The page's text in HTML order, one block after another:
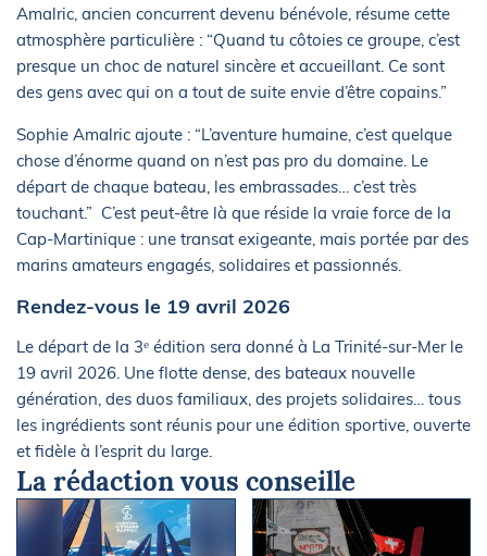
Amalric, ancien concurrent devenu bénévole, résume cette
atmosphère particulière : “Quand tu côtoies ce groupe, c’est
presque un choc de naturel sincère et accueillant. Ce sont
des gens avec qui on a tout de suite envie d’être copains.”
Sophie Amalric ajoute : “L’aventure humaine, c’est quelque
chose d’énorme quand on n’est pas pro du domaine. Le
départ de chaque bateau, les embrassades… c’est très
touchant.” C’est peut-être là que réside la vraie force de la
Cap-Martinique : une transat exigeante, mais portée par des
marins amateurs engagés, solidaires et passionnés.
Rendez-vous le 19 avril 2026
Le départ de la 3ᵉ édition sera donné à La Trinité-sur-Mer le
19 avril 2026. Une flotte dense, des bateaux nouvelle
génération, des duos familiaux, des projets solidaires… tous
les ingrédients sont réunis pour une édition sportive, ouverte
et fidèle à l’esprit du large.
La rédaction vous conseille